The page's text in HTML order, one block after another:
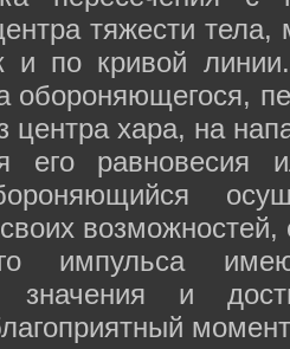
тяжести
и по кривой
обороняющегося,
центра хара, на
его равновесия
импульса
значения и